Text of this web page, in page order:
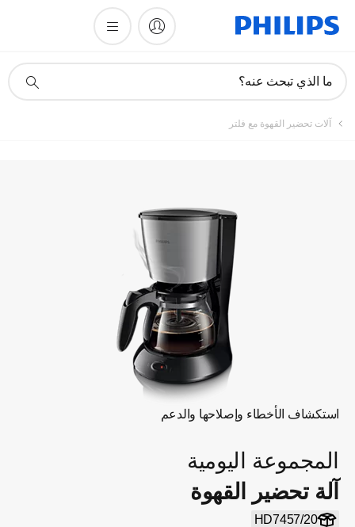
دعم
ما الذي تبحث عنه؟
آلات تحضير القهوة مع فلتر
استكشاف الأخطاء وإصلاحها والدعم
المجموعة اليومية
آلة تحضير القهوة
HD7457/20
تسجيل المنتج